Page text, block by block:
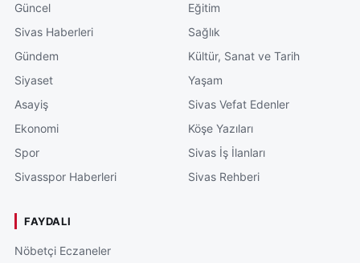
Güncel
Sivas Haberleri
Gündem
Siyaset
Asayiş
Ekonomi
Spor
Sivasspor Haberleri
Eğitim
Sağlık
Kültür, Sanat ve Tarih
Yaşam
Sivas Vefat Edenler
Köşe Yazıları
Sivas İş İlanları
Sivas Rehberi
FAYDALI
Nöbetçi Eczaneler